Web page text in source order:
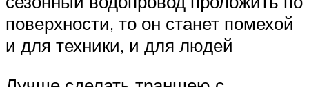
поверхности, то он станет помехой
и для техники, и для людей